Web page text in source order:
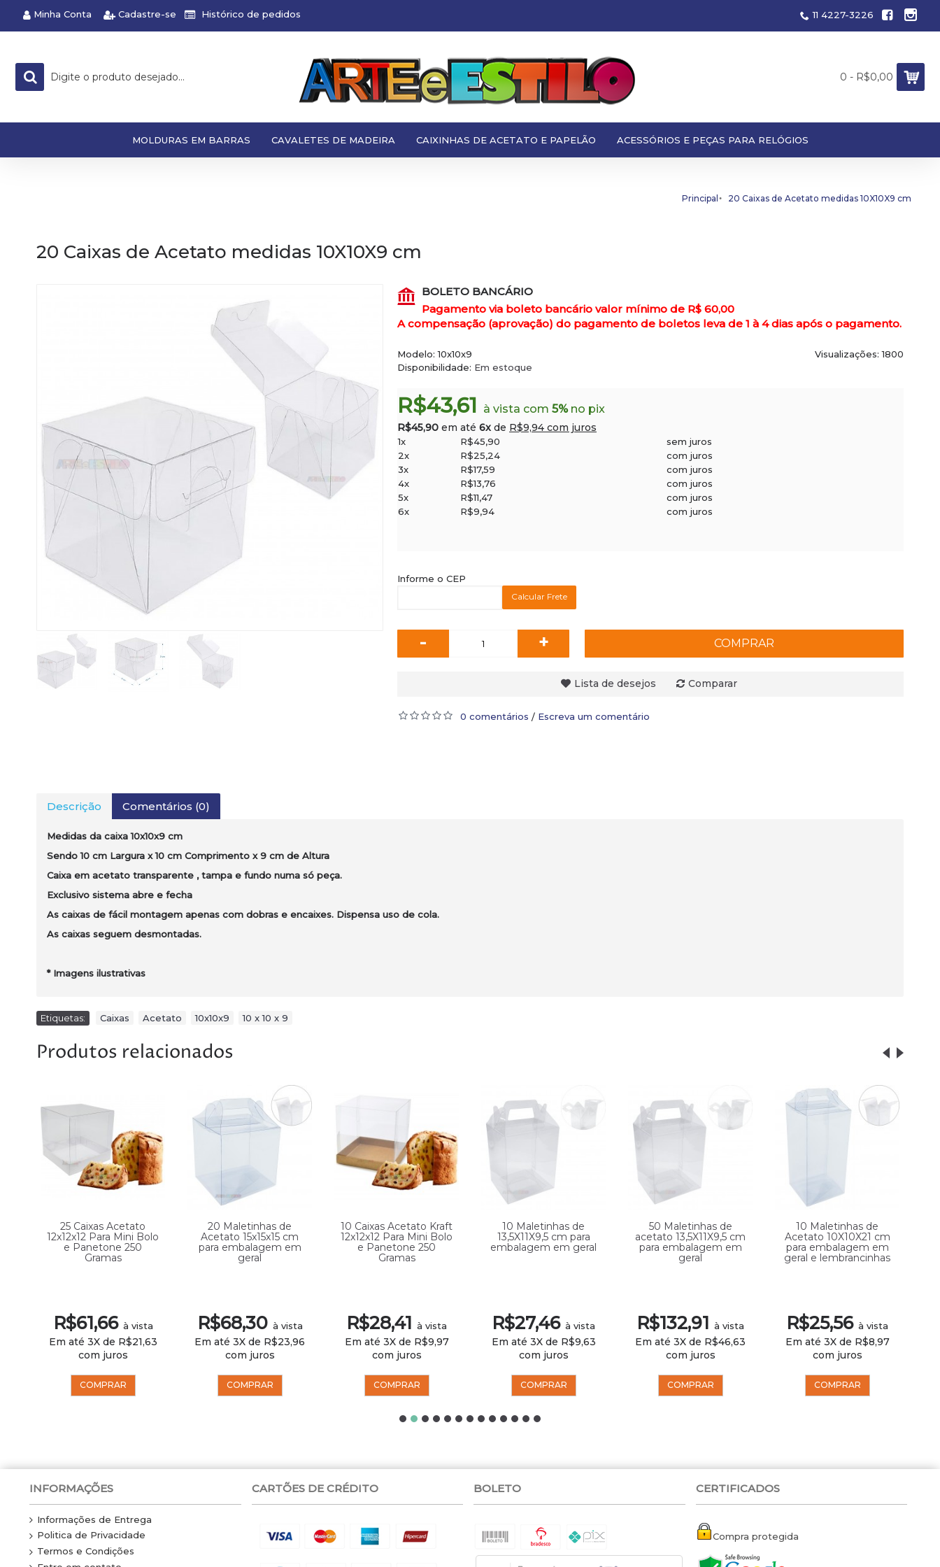
Minha Conta Cadastre-se Histórico de pedidos 11 4227-3226
0 - R$0,00
MOLDURAS EM BARRAS CAVALETES DE MADEIRA CAIXINHAS DE ACETATO E PAPELÃO ACESSÓRIOS E PEÇAS PARA RELÓGIOS
Principal 20 Caixas de Acetato medidas 10X10X9 cm
20 Caixas de Acetato medidas 10X10X9 cm
BOLETO BANCÁRIO
Pagamento via boleto bancário valor mínimo de R$ 60,00
A compensação (aprovação) do pagamento de boletos leva de 1 à 4 dias após o pagamento.
Visualizações: 1800
Modelo:10x10x9
Disponibilidade: Em estoque
R$43,61 à vista com 5%no pix
R$45,90 em até 6x de R$9,94 com juros
1x R$45,90
sem juros
2x
R$25,24
com juros
3x
R$17,59
com juros
4x
R$13,76
com juros
5x
R$11,47
com juros
6x
R$9,94 com juros
Informe o CEP
Calcular Frete
- + COMPRAR
Lista de desejos Comparar
0 comentários / Escreva um comentário
Descrição Comentários (0)
Medidas da caixa 10x10x9 cm
Sendo 10 cm Largura x 10 cm Comprimento x 9 cm de Altura
Caixa em acetato transparente , tampa e fundo numa só peça.
Exclusivo sistema abre e fecha
As caixas de fácil montagem apenas com dobras e encaixes. Dispensa uso de cola.
As caixas seguem desmontadas.
*Imagens ilustrativas
Etiquetas: Caixas Acetato 10x10x9 10 x 10 x 9
Produtos relacionados
25 Caixas Acetato
12x12x12 Para Mini Bolo
e Panetone 250
Gramas
R$61,66 à vista
Em até 3X de R$21,63
com juros
COMPRAR
20 Maletinhas de
Acetato 15x15x15 cm
para embalagem em
geral
R$68,30 à vista
Em até 3X de R$23,96
com juros
COMPRAR
10 Caixas Acetato Kraft
12x12x12 Para Mini Bolo
e Panetone 250
Gramas
R$28,41 à vista
Em até 3X de R$9,97
com juros
COMPRAR
10 Maletinhas de
13,5X11X9,5 cm para
embalagem em geral
R$27,46 à vista
Em até 3X de R$9,63
com juros
COMPRAR
50 Maletinhas de
acetato 13,5X11X9,5 cm
para embalagem em
geral
R$132,91 à vista
Em até 3X de R$46,63
com juros
COMPRAR
10 Maletinhas de
Acetato 10X10X21 cm
para embalagem em
geral e lembrancinhas
R$25,56 à vista
Em até 3X de R$8,97
com juros
COMPRAR
INFORMAÇÕES
Informações de Entrega
Politica de Privacidade
Termos e Condições
CARTÕES DE CRÉDITO BOLETO CERTIFICADOS
Compra protegida